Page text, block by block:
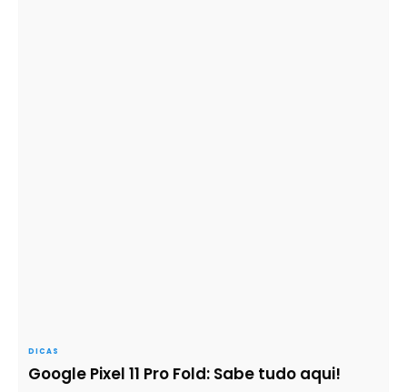
DICAS
Google Pixel 11 Pro Fold: Sabe tudo aqui!